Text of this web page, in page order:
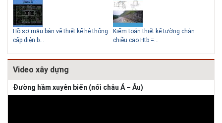
Hồ sơ mẫu bản vẽ thiết kế hệ thống
cấp điện b...
Kiểm toán thiết kế tường chắn
chiều cao Htb =...
Video xây dựng
Đường hầm xuyên biển (nối châu Á – Âu)